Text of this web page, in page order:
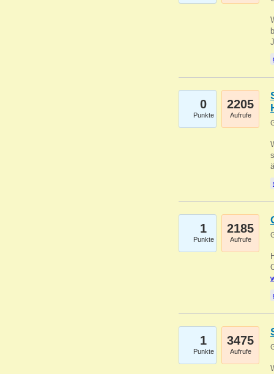
0
Punkte
2205
Aufrufe
1
Punkte
2185
Aufrufe
1
Punkte
3475
Aufrufe